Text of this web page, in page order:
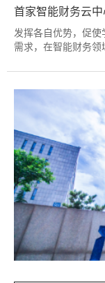
首家智能财务云
发挥各自优势，促
需求，在智能财务领